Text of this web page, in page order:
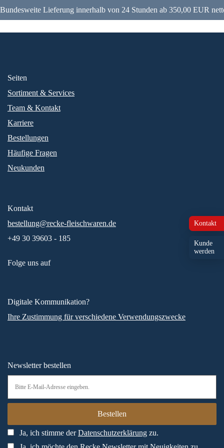
Bundesweite Lieferung innerhalb von 24 Stunden ab 350,00 EUR
Kontakt
Kunde
werden
Seiten
Sortiment & Services
Team & Kontakt
Karriere
Bestellungen
Häufige Fragen
Neukunden
Kontakt
bestellung@recke-fleischwaren.de
+49 30 39603 - 185
Folge uns auf
Digitale Kommunikation?
Ihre Zustimmung für verschiedene Verwendungszwecke
Newsletter bestellen
Ja, ich stimme derDatenschutzerklärung zu.